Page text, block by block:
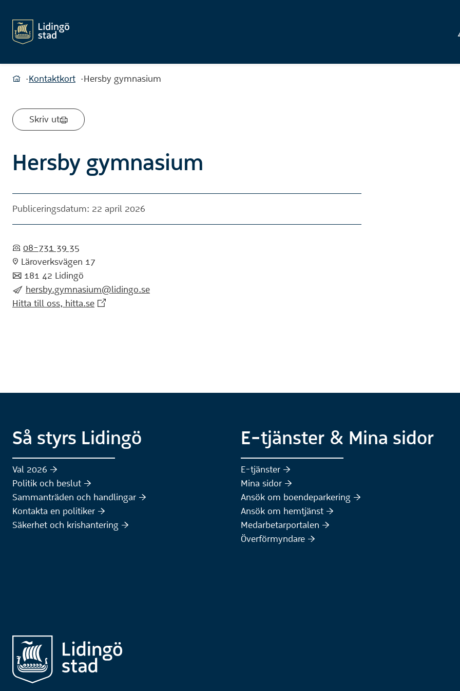
Du är här:
Hem
Kontaktkort Hersby gymnasium
Skriv ut
Hersby gymnasium
Publiceringsdatum: 22 april 2026
:telefon: 08-731 39 35
:pin: Läroverksvägen 17
:post: 181 42 Lidingö
:skicka: hersby.gymnasium@lidingo.se
Hitta till oss, hitta.se(Extern webbplats)
Så styrs Lidingö
Val 2026 :höger:
Politik och beslut :höger:
Sammanträden och handlingar :höger:
Kontakta en politiker :höger:
Säkerhet och krishantering :höger:
E-tjänster & Mina sidor
E-tjänster :höger:
Mina sidor :höger:
Ansök om boendeparkering :höger:
Ansök om hemtjänst :höger:
Medarbetarportalen :höger:
Överförmyndare :höger: